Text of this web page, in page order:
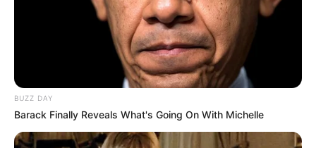
BUZZ DAY
Barack Finally Reveals What's Going On With Michelle